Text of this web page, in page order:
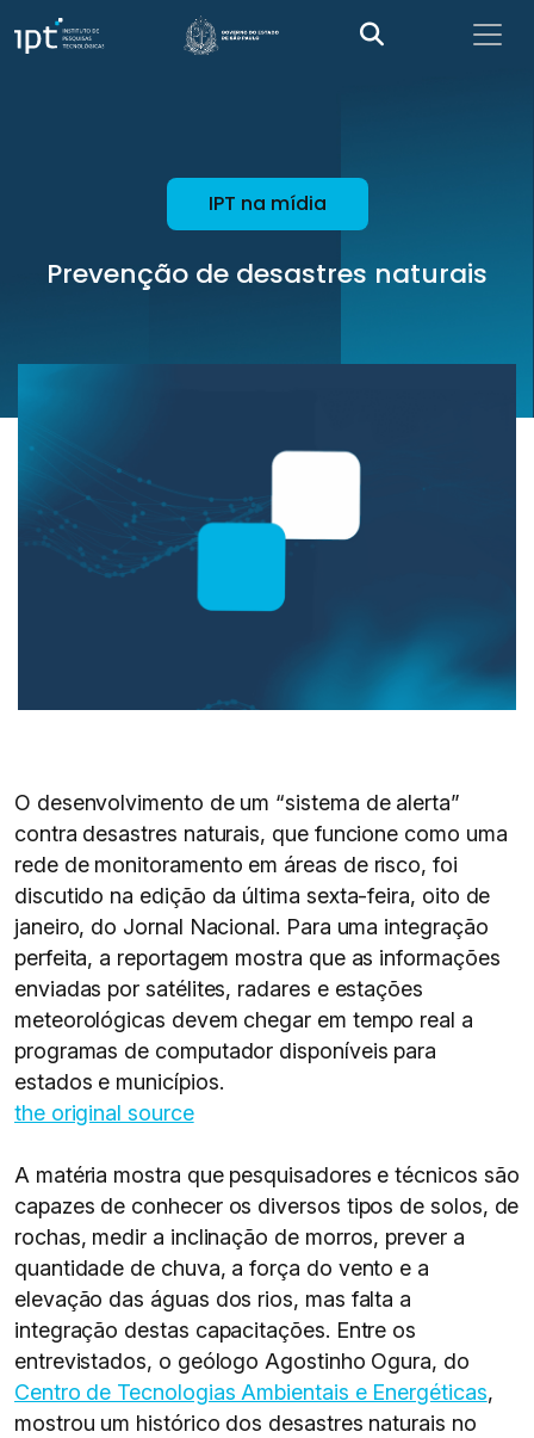
IPT na mídia
Prevenção de desastres naturais
O desenvolvimento de um “sistema de alerta”
contra desastres naturais, que funcione como uma
rede de monitoramento em áreas de risco, foi
discutido na edição da última sexta-feira, oito de
janeiro, do Jornal Nacional. Para uma integração
perfeita, a reportagem mostra que as informações
enviadas por satélites, radares e estações
meteorológicas devem chegar em tempo real a
programas de computador disponíveis para
estados e municípios.
the original source
A matéria mostra que pesquisadores e técnicos são
capazes de conhecer os diversos tipos de solos, de
rochas, medir a inclinação de morros, prever a
quantidade de chuva, a força do vento e a
elevação das águas dos rios, mas falta a
integração destas capacitações. Entre os
entrevistados, o geólogo Agostinho Ogura, do
Centro de Tecnologias Ambientais e Energéticas,
mostrou um histórico dos desastres naturais no